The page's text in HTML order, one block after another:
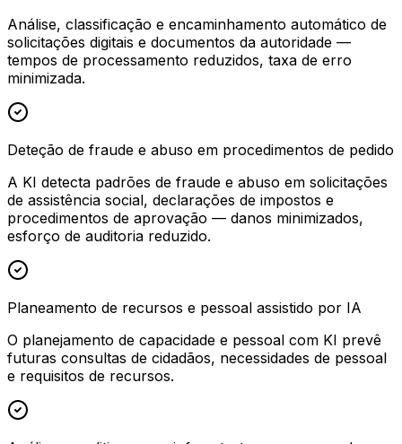
Análise, classificação e encaminhamento automático de
solicitações digitais e documentos da autoridade —
tempos de processamento reduzidos, taxa de erro
minimizada.
Deteção de fraude e abuso em procedimentos de pedido
A KI detecta padrões de fraude e abuso em solicitações
de assistência social, declarações de impostos e
procedimentos de aprovação — danos minimizados,
esforço de auditoria reduzido.
Planeamento de recursos e pessoal assistido por IA
O planejamento de capacidade e pessoal com KI prevê
futuras consultas de cidadãos, necessidades de pessoal
e requisitos de recursos.